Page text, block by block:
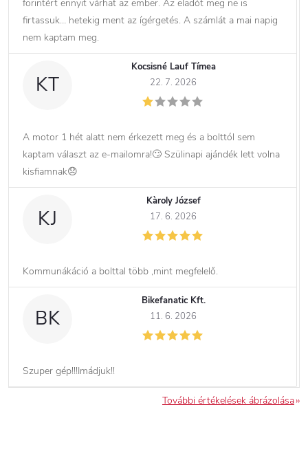
forintért ennyit várhat az ember. Az eladót meg ne is
firtassuk… hetekig ment az ígérgetés. A számlát a mai napig
nem kaptam meg.
KT
Kocsisné Lauf Tímea
22. 7. 2026
A motor 1 hét alatt nem érkezett meg és a bolttól sem
kaptam választ az e-mailomra!🙄 Szülinapi ajándék lett volna
kisfiamnak😞
KJ
Kàroly József
17. 6. 2026
Kommunákáció a bolttal több ,mint megfelelő.
BK
Bikefanatic Kft.
11. 6. 2026
Szuper gép!!!Imádjuk!!
További értékelések ábrázolása